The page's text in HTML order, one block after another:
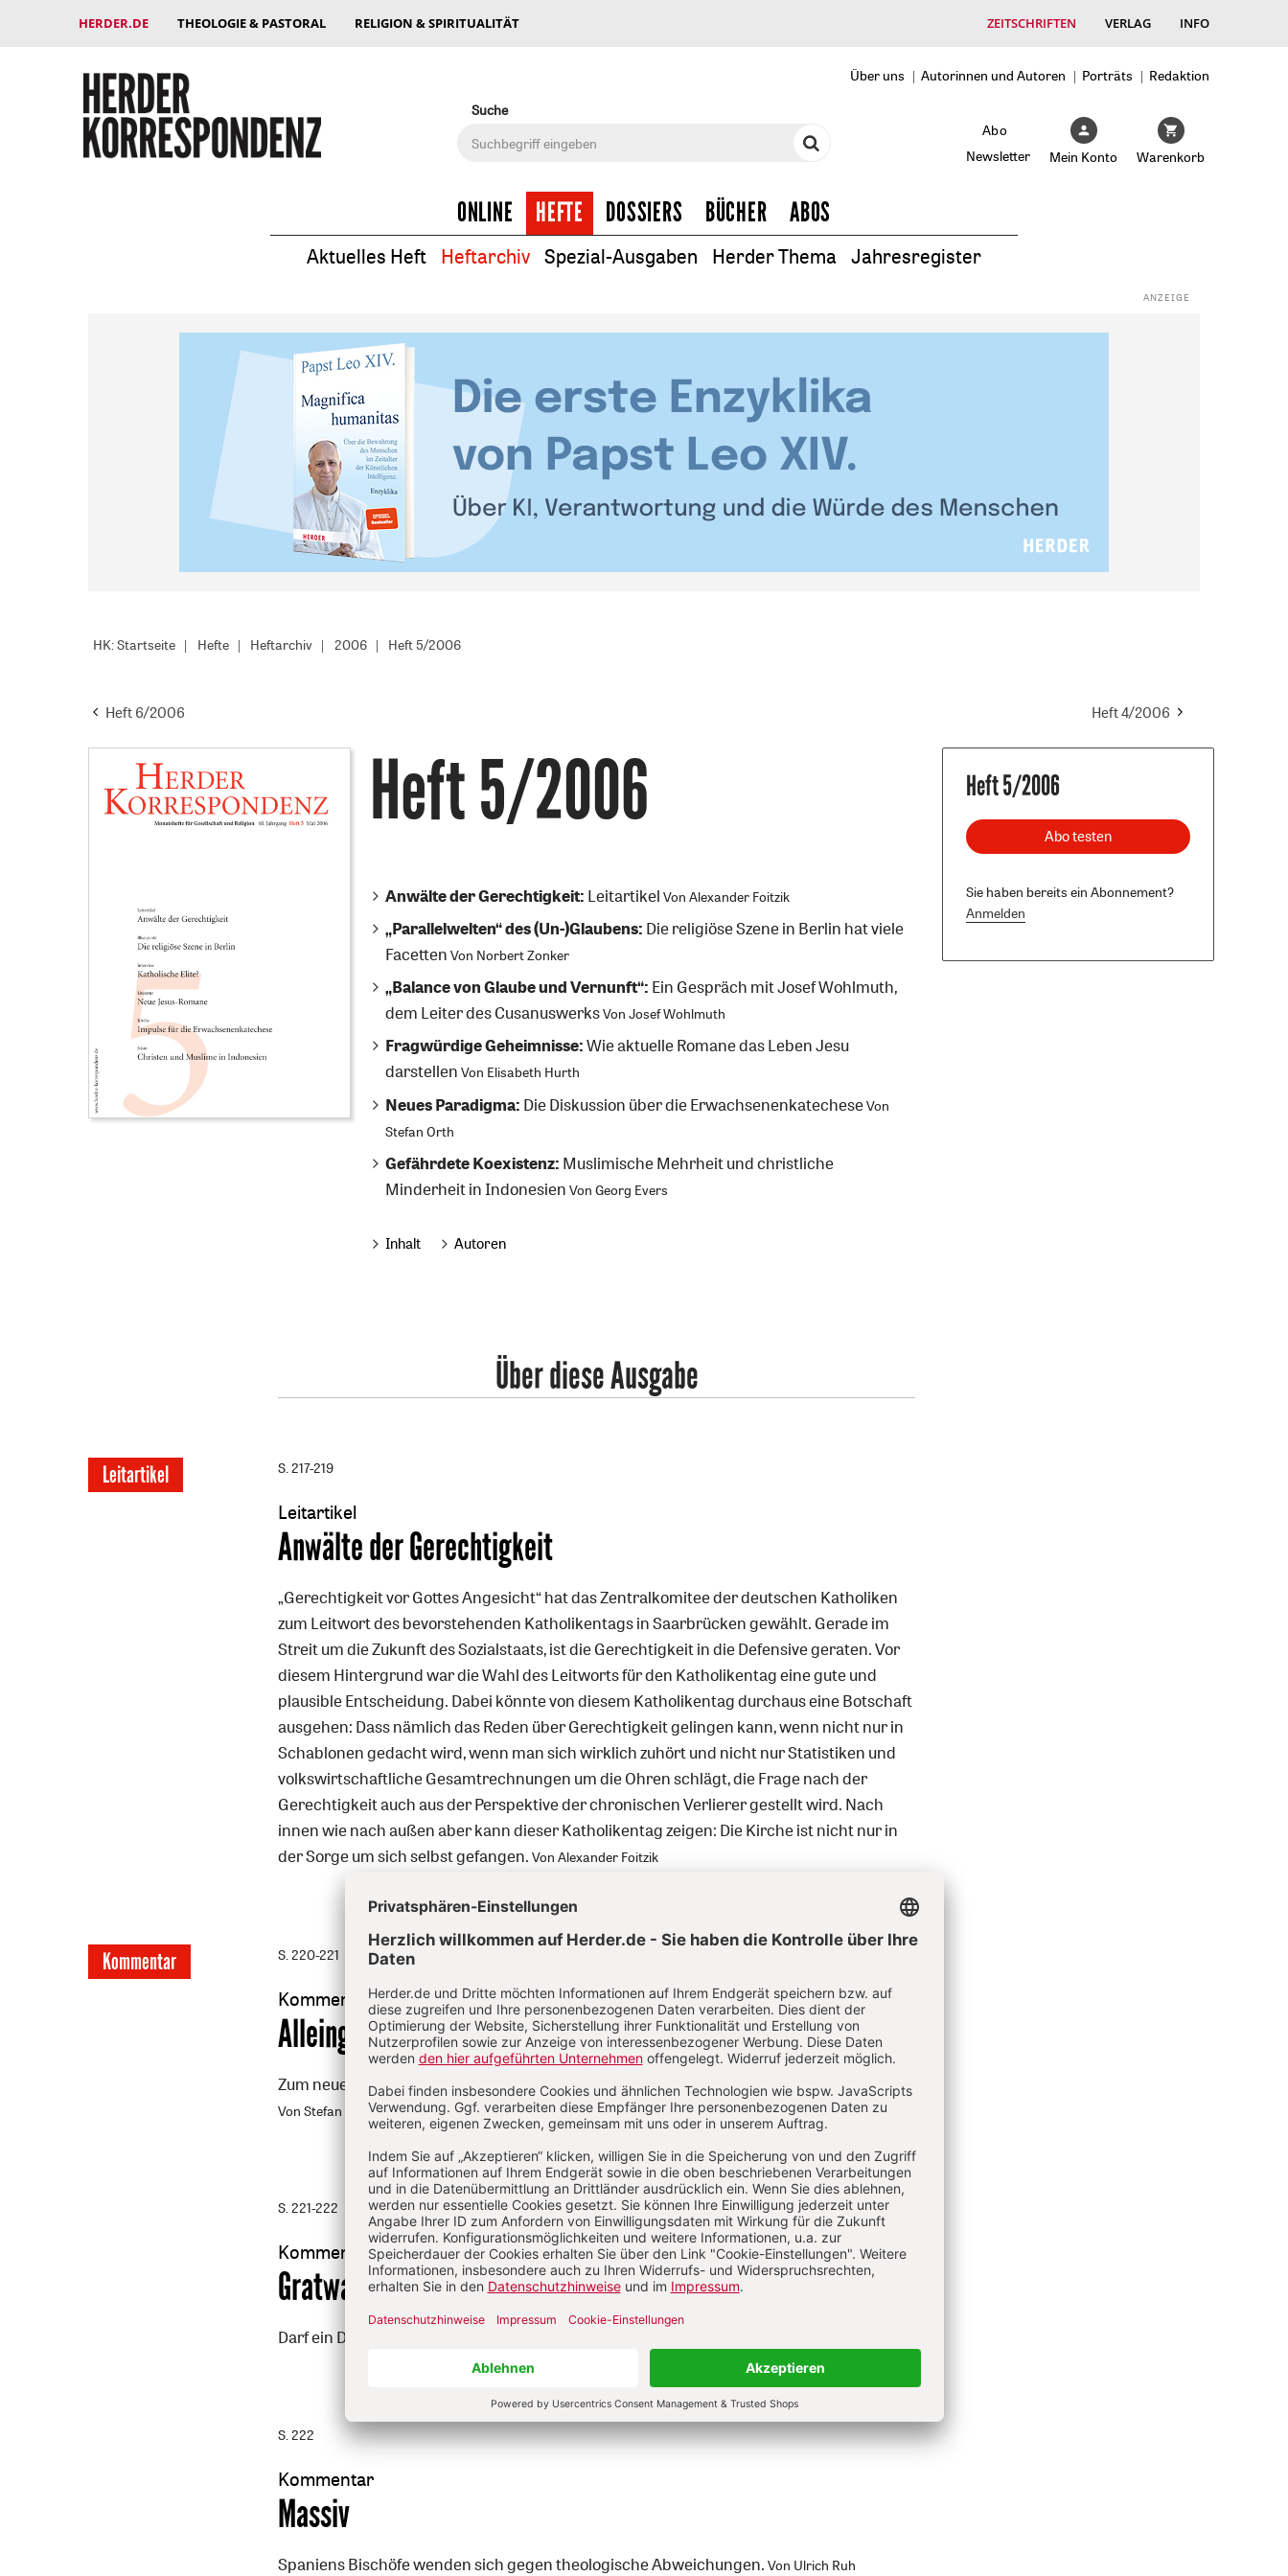
HERDER.DE THEOLOGIE & PASTORAL RELIGION & SPIRITUALITÄT ZEITSCHRIFTEN VERLAG INFO
Über uns Autorinnen und Autoren Porträts
Redaktion
Suche
Abo
Newsletter
Mein Konto Warenkorb
ONLINE HEFTE DOSSIERS BÜCHER ABOS
Aktuelles Heft Heftarchiv Spezial-Ausgaben Herder Thema Jahresregister
HK: Startseite Hefte Heftarchiv 2006 Heft 5/2006
Heft 6/2006 Heft 4/2006
Heft 5/2006
Anwälte der Gerechtigkeit: Leitartikel Von Alexander Foitzik
„Parallelwelten“ des (Un-)Glaubens: Die religiöse Szene in Berlin hat viele
Facetten Von Norbert Zonker
„Balance von Glaube und Vernunft“: Ein Gespräch mit Josef Wohlmuth,
dem Leiter des CusanuswerksVon Josef Wohlmuth
Fragwürdige Geheimnisse:Wie aktuelle Romane das Leben Jesu
darstellen Von Elisabeth Hurth
Neues Paradigma: Die Diskussion über die ErwachsenenkatecheseVon
Stefan Orth
Gefährdete Koexistenz: Muslimische Mehrheit und christliche
Minderheit in Indonesien Von Georg Evers
Inhalt Autoren
Heft 5/2006
Abo testen
Sie haben bereits ein Abonnement?
Anmelden
Über diese Ausgabe
Leitartikel S. 217-219
Leitartikel
:
Anwälte der Gerechtigkeit
„Gerechtigkeit vor Gottes Angesicht“ hat das Zentralkomitee der deutschen Katholiken
zum Leitwort des bevorstehenden Katholikentags in Saarbrücken gewählt. Gerade im
Streit um die Zukunft des Sozialstaats, ist die Gerechtigkeit in die Defensive geraten. Vor
diesem Hintergrund war die Wahl des Leitworts für den Katholikentag eine gute und
plausible Entscheidung. Dabei könnte von diesem Katholikentag durchaus eine Botschaft
ausgehen: Dass nämlich das Reden über Gerechtigkeit gelingen kann, wenn nicht nur in
Schablonen gedacht wird, wenn man sich wirklich zuhört und nicht nur Statistiken und
volkswirtschaftliche Gesamtrechnungen um die Ohren schlägt, die Frage nach der
Gerechtigkeit auch aus der Perspektive der chronischen Verlierer gestellt wird. Nach
innen wie nach außen aber kann dieser Katholikentag zeigen: Die Kirche ist nicht nur in
der Sorge um sich selbst gefangen. Von Alexander Foitzik
Kommentar S. 220-221
Kommentar
:
Alleingang
Zum neuen Schuljahr wird es in Berlin verpflichtenden Ethikunterricht geben.
Von Stefan Orth
S. 221-222
Kommentar
:
Gratwanderung
Darf ein Discounter fair gehandelte Waren anbieten?
S. 222
Kommentar
:
Massiv
Spaniens Bischöfe wenden sich gegen theologische Abweichungen. Von Ulrich Ruh